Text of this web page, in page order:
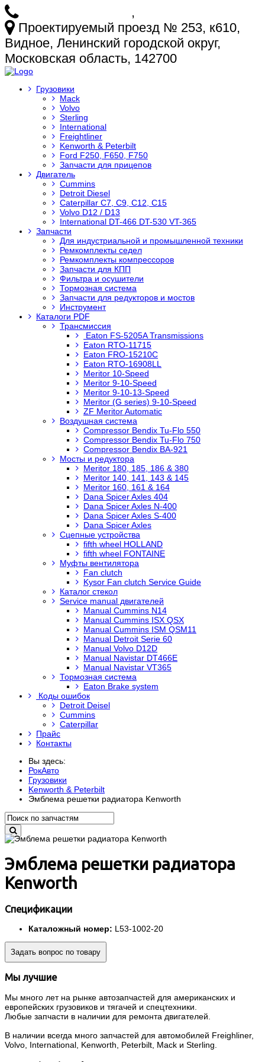
,
Проектируемый проезд № 253, к610,
Видное, Ленинский городской округ,
Московская область, 142700
Грузовики
Mack
Volvo
Sterling
International
Freightliner
Kenworth & Peterbilt
Ford F250, F650, F750
Запчасти для прицепов
Двигатель
Cummins
Detroit Diesel
Caterpillar C7, C9, C12, C15
Volvo D12 / D13
International DT-466 DT-530 VT-365
Запчасти
Для индустриальной и промышленной техники
Ремкомплекты седел
Ремкомплекты компрессоров
Запчасти для КПП
Фильтра и осушители
Тормозная система
Запчасти для редукторов и мостов
Инструмент
Каталоги PDF
Трансмиссия
Eaton FS-5205A Transmissions
Eaton RTO-11715
Eaton FRO-15210C
Eaton RTO-16908LL
Meritor 10-Speed
Meritor 9-10-Speed
Meritor 9-10-13-Speed
Meritor (G series) 9-10-Speed
ZF Meritor Automatic
Воздушная система
Compressor Bendix Tu-Flo 550
Compressor Bendix Tu-Flo 750
Compressor Bendix BA-921
Мосты и редуктора
Meritor 180, 185, 186 & 380
Meritor 140, 141, 143 & 145
Meritor 160, 161 & 164
Dana Spicer Axles 404
Dana Spicer Axles N-400
Dana Spicer Axles S-400
Dana Spicer Axles
Сцепные устройства
fifth wheel HOLLAND
fifth wheel FONTAINE
Муфты вентилятора
Fan clutch
Kysor Fan clutch Service Guide
Каталог стекол
Service manual двигателей
Manual Cummins N14
Manual Cummins ISX QSX
Manual Cummins ISM QSM11
Manual Detroit Serie 60
Manual Volvo D12D
Manual Navistar DT466E
Manual Navistar VT365
Тормозная система
Eaton Brake system
Коды ошибок
Detroit Deisel
Cummins
Caterpillar
Прайс
Контакты
Вы здесь:
РокАвто
Грузовики
Kenworth & Peterbilt
Эмблема решетки радиатора Kenworth
Эмблема решетки радиатора
Kenworth
Спецификации
Каталожный номер: L53-1002-20
Задать вопрос по товару
Мы лучшие
Мы много лет на рынке автозапчастей для американских и
европейских грузовиков и тягачей и спецтехники.
Любые запчасти в наличии для ремонта двигателей.
В наличии всегда много запчастей для автомобилей Freighliner,
Volvo, International, Kenworth, Peterbilt, Mack и Sterling.